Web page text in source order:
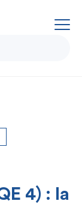
4) : la